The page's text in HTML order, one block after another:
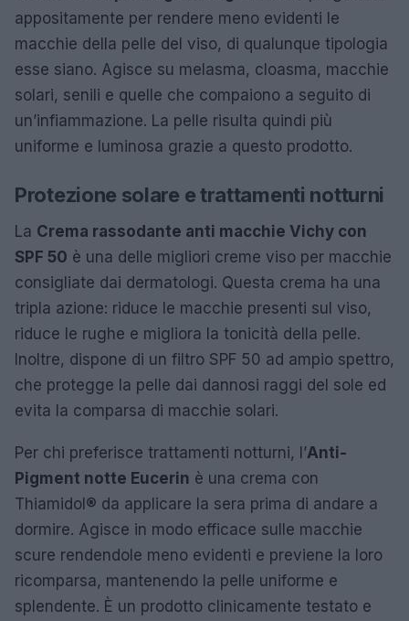
appositamente per rendere meno evidenti le
macchie della pelle del viso, di qualunque tipologia
esse siano. Agisce su melasma, cloasma, macchie
solari, senili e quelle che compaiono a seguito di
un’infiammazione. La pelle risulta quindi più
uniforme e luminosa grazie a questo prodotto.
Protezione solare e trattamenti notturni
La Crema rassodante anti macchie Vichy con
SPF 50 è una delle migliori creme viso per macchie
consigliate dai dermatologi. Questa crema ha una
tripla azione: riduce le macchie presenti sul viso,
riduce le rughe e migliora la tonicità della pelle.
Inoltre, dispone di un filtro SPF 50 ad ampio spettro,
che protegge la pelle dai dannosi raggi del sole ed
evita la comparsa di macchie solari.
Per chi preferisce trattamenti notturni, l’Anti-
Pigment notte Eucerin è una crema con
Thiamidol® da applicare la sera prima di andare a
dormire. Agisce in modo efficace sulle macchie
scure rendendole meno evidenti e previene la loro
ricomparsa, mantenendo la pelle uniforme e
splendente. È un prodotto clinicamente testato e